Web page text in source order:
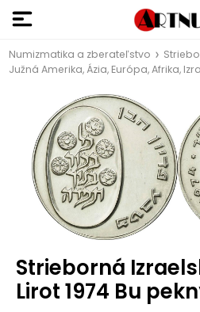
Numizmatika a zberateľstvo
Južná Amerika, Ázia, Európa, Afrika,
Strieborná
Lirot 1974 Bu